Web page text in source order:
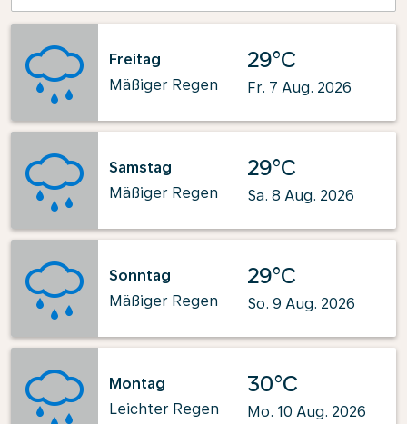
Freitag
Mäßiger Regen
29°C
Fr. 7 Aug. 2026
Samstag
Mäßiger Regen
29°C
Sa. 8 Aug. 2026
Sonntag
Mäßiger Regen
29°C
So. 9 Aug. 2026
Montag
Leichter Regen
30°C
Mo. 10 Aug. 2026